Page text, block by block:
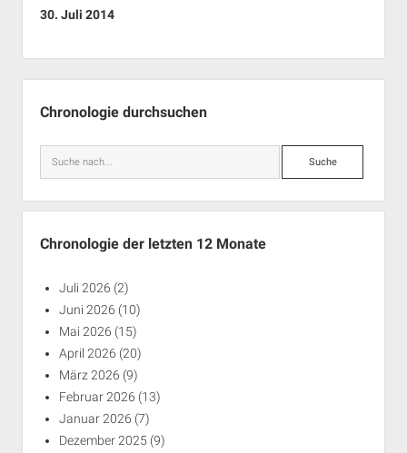
30. Juli 2014
Chronologie durchsuchen
Suche
Chronologie der letzten 12 Monate
Juli 2026 (2)
Juni 2026 (10)
Mai 2026 (15)
April 2026 (20)
März 2026 (9)
Februar 2026 (13)
Januar 2026 (7)
Dezember 2025 (9)